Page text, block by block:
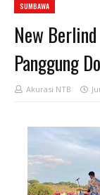
SUMBAWA
New
Panggung
Akurasi NTB